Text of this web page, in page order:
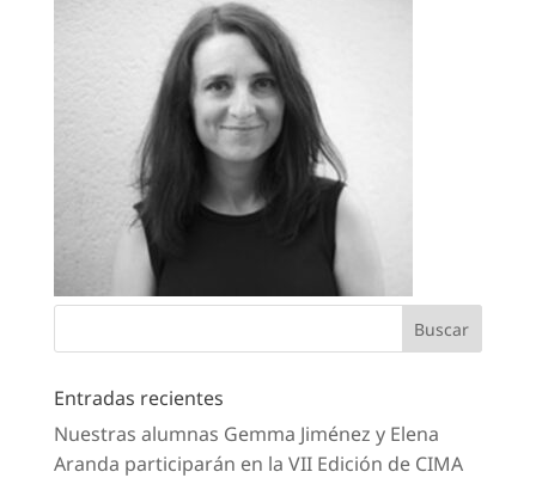
Entradas recientes
Nuestras alumnas Gemma Jiménez y Elena
Aranda participarán en la VII Edición de CIMA